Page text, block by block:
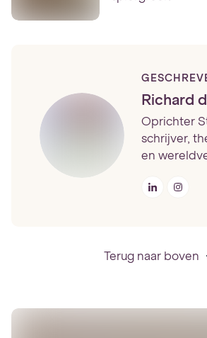
Richard
Oprichter
schrijver,
en
Terug naar boven